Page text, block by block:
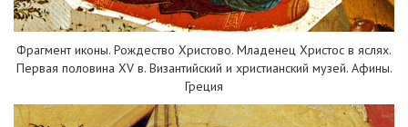
Фрагмент иконы. Рождество Христово. Младенец Христос в яслях.
Первая половина XV в. Византийский и христианский музей. Афины.
Греция